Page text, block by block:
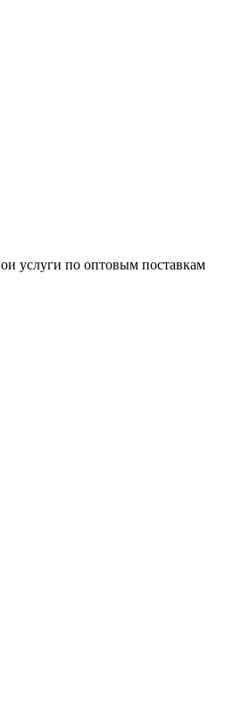
услуги по оптовым поставкам